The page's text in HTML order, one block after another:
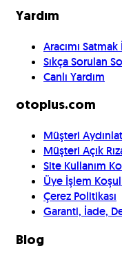
Yardım
Aracımı
Sıkça Sorulan
Canlı Yardım
otoplus.com
Müşteri
Müşteri Açık
Site Kullanım
Üye İşlem
Çerez Politikası
Garanti, İade,
Blog